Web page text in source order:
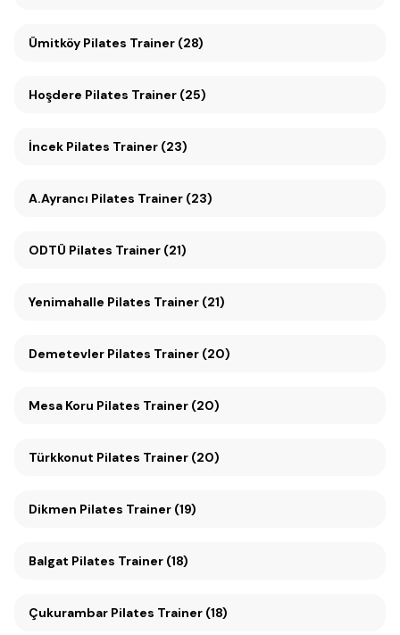
Ümitköy Pilates Trainer (28)
Hoşdere Pilates Trainer (25)
İncek Pilates Trainer (23)
A.Ayrancı Pilates Trainer (23)
ODTÜ Pilates Trainer (21)
Yenimahalle Pilates Trainer (21)
Demetevler Pilates Trainer (20)
Mesa Koru Pilates Trainer (20)
Türkkonut Pilates Trainer (20)
Dikmen Pilates Trainer (19)
Balgat Pilates Trainer (18)
Çukurambar Pilates Trainer (18)